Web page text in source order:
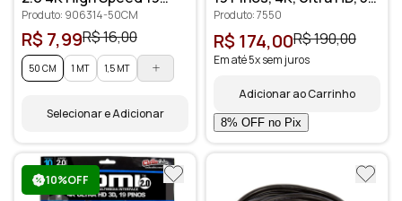
pinos
Produto: 906314-50CM
R$ 7,99R$ 16,00
50 CM 1 MT 1,5 MT
Selecionar e Adicionar
- 15 metros
Produto: 7550
R$ 174,00R$ 190,00
Em até 5x sem juros
Adicionar ao Carrinho
10%OFF